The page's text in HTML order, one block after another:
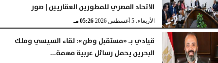
الاتحاد المصري للمطورين العقاريين | صور
الأربعاء، 5 أغسطس 2026 05:26 مـ
قيادي بـ «مستقبل وطن»: لقاء السيسي وملك
البحرين يحمل رسائل عربية مهمة...